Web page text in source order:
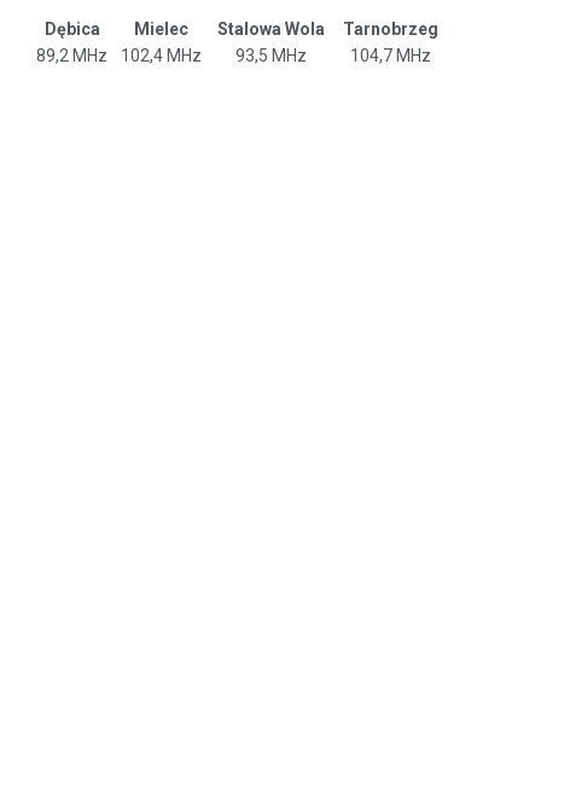
Dębica Mielec Stalowa Wola
Tarnobrzeg
89,2 MHz
102,4 MHz 93,5 MHz 104,7 MHz